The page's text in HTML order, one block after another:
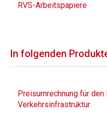
RVS-Arbeitspapiere
In folgenden
Preisumrechnung für den
Verkehrsinfrastruktur